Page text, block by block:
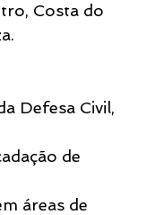
Costa do
Defesa Civil,
de
áreas de